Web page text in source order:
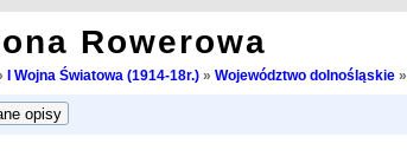
Rowerowa
I Wojna Światowa (1914-18r.)» Województwo dolnośląskie»